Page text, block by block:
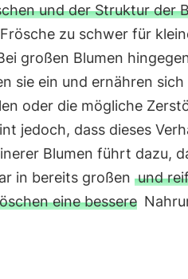
und der Struktur der
zu schwer für
großen Blumen
sie ein und ernähren
oder die mögliche
jedoch, dass dieses
Blumen führt dazu,
in bereits großen und
eine bessere